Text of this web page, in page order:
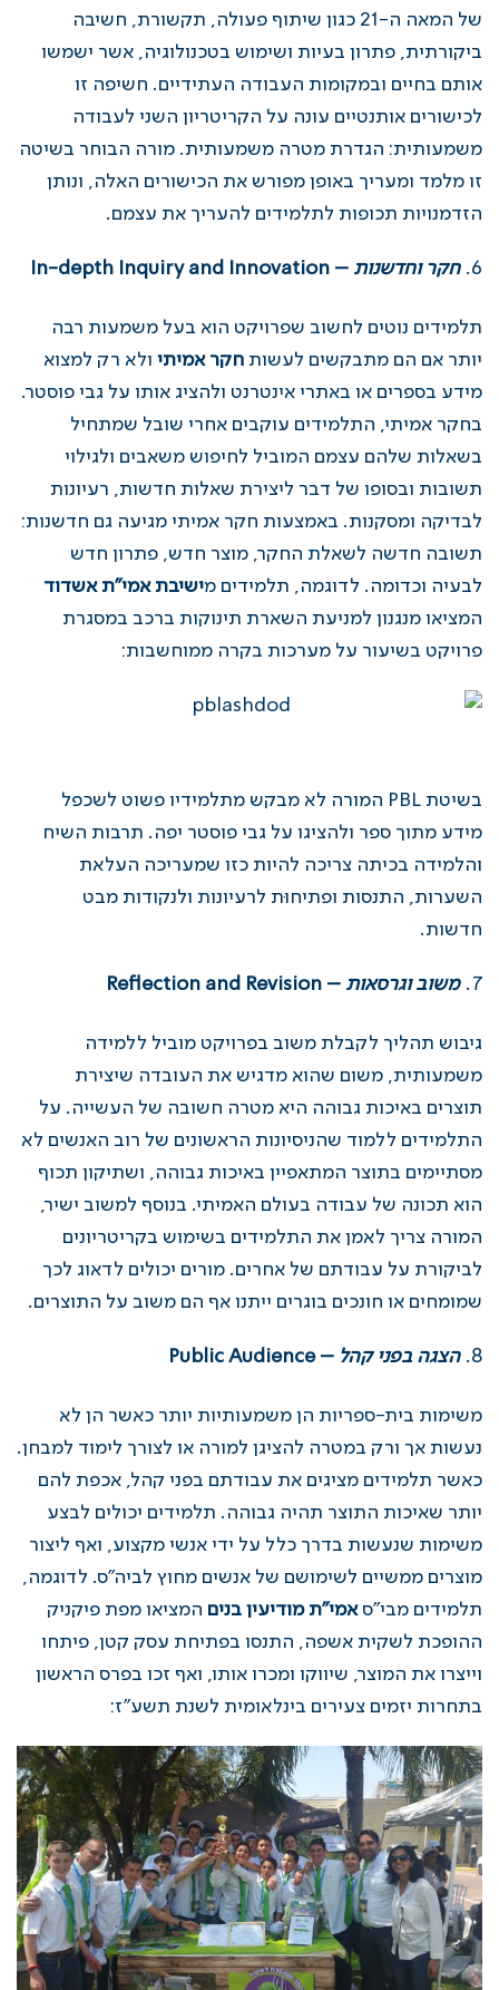
של המאה ה-21 כגון שיתוף פעולה, תקשורת, חשיבה
ביקורתית, פתרון בעיות ושימוש בטכנולוגיה, אשר ישמשו
אותם בחיים ובמקומות העבודה העתידיים. חשיפה זו
לכישורים אותנטיים עונה על הקריטריון השני לעבודה
משמעותית: הגדרת מטרה משמעותית. מורה הבוחר בשיטה
זו מלמד ומעריך באופן מפורש את הכישורים האלה, ונותן
הזדמנויות תכופות לתלמידים להעריך את עצמם.
חקר וחדשנות –
In-depth Inquiry and Innovation
תלמידים נוטים לחשוב שפרויקט הוא בעל משמעות רבה
יותר אם הם מתבקשים לעשות חקר אמיתי ולא רק למצוא
מידע בספרים או באתרי אינטרנט ולהציג אותו על גבי פוסטר.
בחקר אמיתי, התלמידים עוקבים אחרי שובל שמתחיל
בשאלות שלהם עצמם המוביל לחיפוש משאבים ולגילוי
תשובות ובסופו של דבר ליצירת שאלות חדשות, רעיונות
לבדיקה ומסקנות. באמצעות חקר אמיתי מגיעה גם חדשנות:
תשובה חדשה לשאלת החקר, מוצר חדש, פתרון חדש
לבעיה וכדומה. לדוגמה, תלמידים מישיבת אמי"ת אשדוד
המציאו מנגנון למניעת השארת תינוקות ברכב במסגרת
פרויקט בשיעור על מערכות בקרה ממוחשבות:
בשיטת PBL המורה לא מבקש מתלמידיו פשוט לשכפל
מידע מתוך ספר ולהציגו על גבי פוסטר יפה. תרבות השיח
והלמידה בכיתה צריכה להיות כזו שמעריכה העלאת
השערות, התנסות ופתיחוּת לרעיונות ולנקודות מבט
חדשות.
משוב וגרסאות –
Reflection and Revision
גיבוש תהליך לקבלת משוב בפרויקט מוביל ללמידה
משמעותית, משום שהוא מדגיש את העובדה שיצירת
תוצרים באיכות גבוהה היא מטרה חשובה של העשייה. על
התלמידים ללמוד שהניסיונות הראשונים של רוב האנשים לא
מסתיימים בתוצר המתאפיין באיכות גבוהה, ושתיקון תכוף
הוא תכונה של עבודה בעולם האמיתי. בנוסף למשוב ישיר,
המורה צריך לאמן את התלמידים בשימוש בקריטריונים
לביקורת על עבודתם של אחרים. מורים יכולים לדאוג לכך
שמומחים או חונכים בוגרים ייתנו אף הם משוב על התוצרים.
הצגה בפני קהל –
Public Audience
משימות בית-ספריות הן משמעותיות יותר כאשר הן לא
נעשות אך ורק במטרה להציגן למורה או לצורך לימוד למבחן.
כאשר תלמידים מציגים את עבודתם בפני קהל, אכפת להם
יותר שאיכות התוצר תהיה גבוהה. תלמידים יכולים לבצע
משימות שנעשות בדרך כלל על ידי אנשי מקצוע, ואף ליצור
מוצרים ממשיים לשימושם של אנשים מחוץ לביה"ס. לדוגמה,
תלמידים מבי"סאמי"ת מודיעין בנים המציאו מפת פיקניק
ההופכת לשקית אשפה, התנסו בפתיחת עסק קטן, פיתחו
וייצרו את המוצר, שיווקו ומכרו אותו, ואף זכו בפרס הראשון
בתחרות יזמים צעירים בינלאומית לשנת תשע"ז: